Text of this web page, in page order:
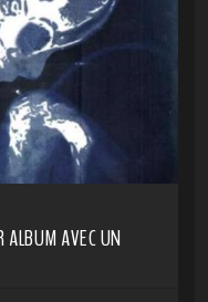
ALBUM AVEC UN